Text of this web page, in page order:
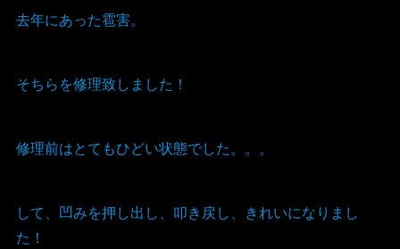
去年にあった雹害。
そちらを修理致しました！
修理前はとてもひどい状態でした。。。
して、凹みを押し出し、叩き戻し、きれいになりまし
た！